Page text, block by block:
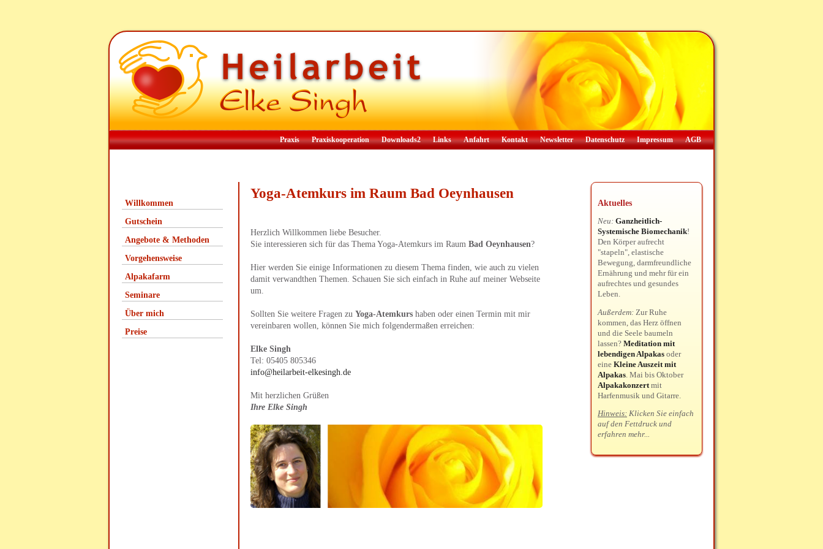
Praxis Praxiskooperation Downloads2 Links Anfahrt Kontakt Newsletter Datenschutz Impressum AGB
Willkommen
Gutschein
Angebote & Methoden
Vorgehensweise
Alpakafarm
Seminare
Über mich
Preise
Yoga-Atemkurs im Raum Bad Oeynhausen
Herzlich Willkommen liebe Besucher.
Sie interessieren sich für das Thema Yoga-Atemkurs im Raum Bad Oeynhausen?
Hier werden Sie einige Informationen zu diesem Thema finden, wie auch zu vielen
damit verwandthen Themen. Schauen Sie sich einfach in Ruhe auf meiner Webseite
um.
Sollten Sie weitere Fragen zu Yoga-Atemkurs haben oder einen Termin mit mir
vereinbaren wollen, können Sie mich folgendermaßen erreichen:
Elke Singh
Tel: 05405 805346
info@heilarbeit-elkesingh.de
Mit herzlichen Grüßen
Ihre Elke Singh
Aktuelles
Neu: Ganzheitlich-
Systemische Biomechanik!
Den Körper aufrecht
"stapeln", elastische
Bewegung, darmfreundliche
Ernährung und mehr für ein
aufrechtes und gesundes
Leben.
Außerdem: Zur Ruhe
kommen, das Herz öffnen
und die Seele baumeln
lassen? Meditation mit
lebendigen Alpakas oder
eine Kleine Auszeit mit
Alpakas . Mai bis Oktober
Alpakakonzert mit
Harfenmusik und Gitarre.
Hinweis: Klicken Sie einfach
auf den Fettdruck und
erfahren mehr...